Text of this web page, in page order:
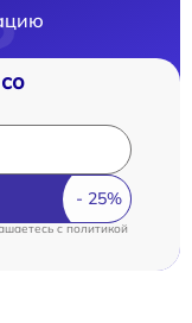
c политикой